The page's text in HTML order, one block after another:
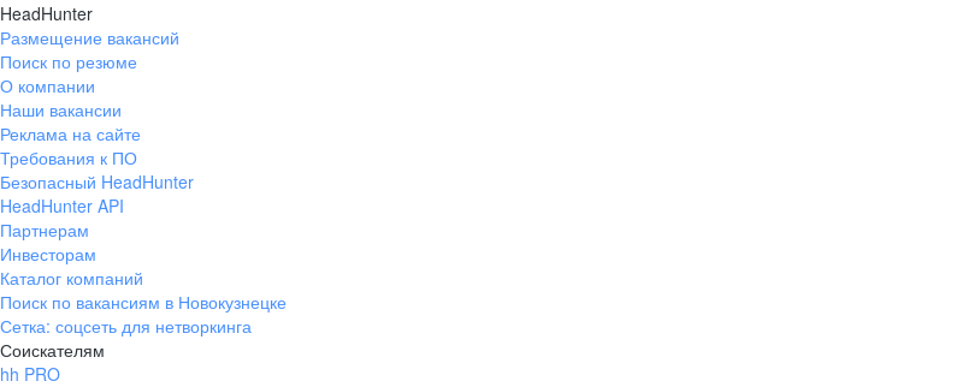
HeadHunter
Размещение вакансий
Поиск по резюме
О компании
Наши вакансии
Реклама на сайте
Требования к ПО
Безопасный HeadHunter
HeadHunter API
Партнерам
Инвесторам
Каталог компаний
Поиск по вакансиям в Новокузнецке
Сетка: соцсеть для нетворкинга
Соискателям
hh PRO